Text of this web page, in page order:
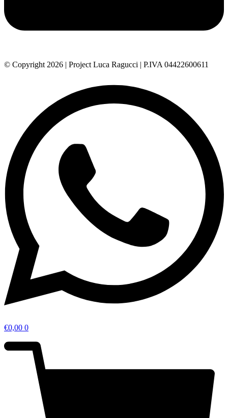
© Copyright 2026 | Project Luca Ragucci | P.IVA 04422600611
€0,00 0